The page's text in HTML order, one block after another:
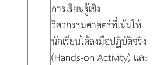
การเรียนรู้เชิง
วิศวกรรมศาสตร์ที่เน้นให้
นักเรียนได้ลงมือปฏิบัติจริง
(Hands-on Activity) และ